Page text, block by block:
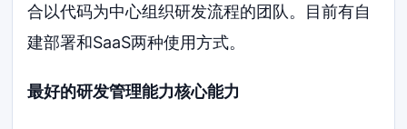
合以代码为中心组织研发流程的团队。目前有自
建部署和SaaS两种使用方式。
最好的研发管理能力核心能力